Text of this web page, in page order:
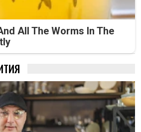
All The Worms In The